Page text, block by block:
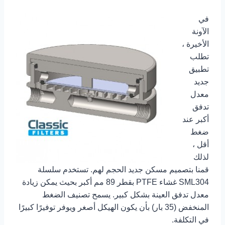
في
الآونة
الأخيرة ،
تطلب
تطبيق
جديد
معدل
تدفق
أكبر عند
ضغط
أقل ،
لذلك
قمنا بتصميم مسكن جديد الحجم لهم. تستخدم سلسلة
SML304 غشاء PTFE بقطر 89 مم أكبر بحيث يمكن زيادة
معدل تدفق العينة بشكل كبير. يسمح تصنيف الضغط
المنخفض (35 بار) بأن يكون الهيكل أصغر ويوفر توفيرًا كبيرًا
في التكلفة.